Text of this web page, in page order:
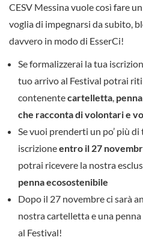
CESV Messina vuole così fare
voglia di impegnarsi da subito,
davvero in modo di EsserCi!
Se formalizzerai la tua
tuo arrivo al Festival potrai
contenentecartelletta,
che racconta di volontari e
Se vuoi prenderti un po’ più
iscrizioneentro il 27
potrai ricevere la nostra
penna ecosostenibile
Dopo il 27 novembre ci sarà
nostra cartelletta e una
al Festival!